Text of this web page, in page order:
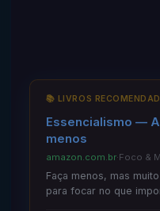
📚 LIVROS
Essencialismo —
menos
amazon.com.br·Foco &
Faça menos, mas
para focar no que